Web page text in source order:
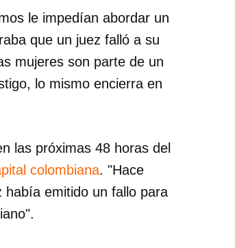
le impedían abordar un
que un juez falló a su
mujeres son parte de un
lo mismo encierra en
las próximas 48 horas del
colombiana. "Hace
había emitido un fallo para